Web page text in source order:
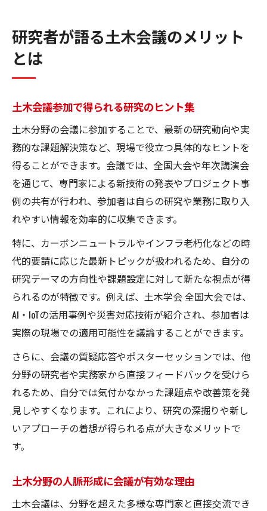
研究者が語る土木会議のメリット
とは
土木会議参加で得られる研究のヒント集
土木分野の会議に参加することで、最新の研究動向や実
務的な課題解決策など、現場で役立つ具体的なヒントを
得ることができます。会議では、全国大会や年次講演会
を通じて、専門家による新技術の発表やプロジェクト事
例の共有が行われ、参加者は自らの研究や業務に取り入
れやすい情報を効率的に収集できます。
特に、カーボンニュートラルやインフラ老朽化などの時
代的要請に応じた最新トピックが扱われるため、自分の
研究テーマの方向性や課題設定に対して新たな視点が得
られるのが特徴です。例えば、土木学会 全国大会では、
AI・IoTの活用事例や災害対応技術が紹介され、参加者は
実際の現場での適用可能性を議論することができます。
さらに、会議の質疑応答やポスターセッションでは、他
分野の研究者や実務家から直接フィードバックを受けら
れるため、自分では気付かなかった課題点や改善策を発
見しやすくなります。これにより、研究の深掘りや新し
いアプローチの着想が得られる点が大きなメリットで
す。
土木分野の人脈形成に会議が有効な理由
土木会議は、分野を超えた多様な専門家と直接交流でき